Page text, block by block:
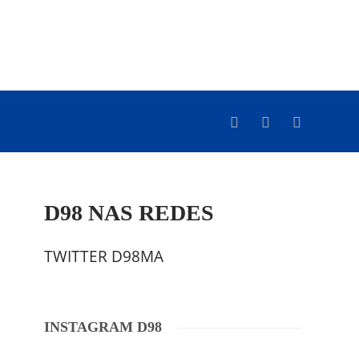
D98 NAS REDES
TWITTER D98MA
INSTAGRAM D98